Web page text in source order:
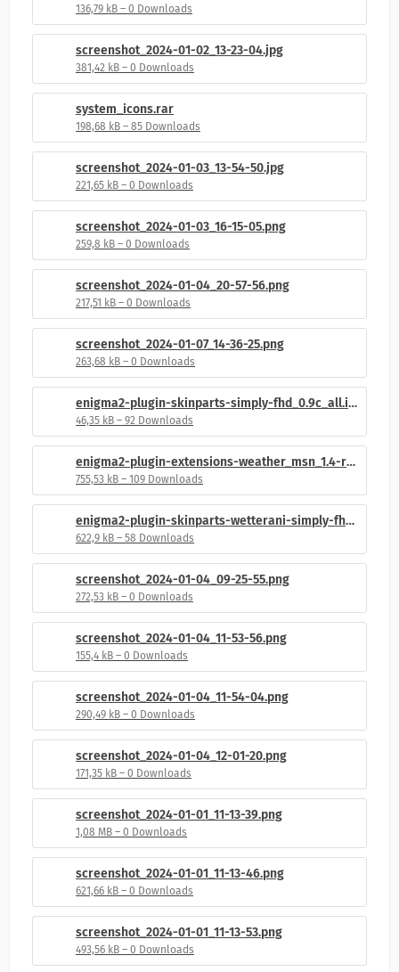
136,79 kB – 0 Downloads
screenshot_2024-01-02_13-23-04.jpg
381,42 kB – 0 Downloads
system_icons.rar
198,68 kB – 85 Downloads
screenshot_2024-01-03_13-54-50.jpg
221,65 kB – 0 Downloads
screenshot_2024-01-03_16-15-05.png
259,8 kB – 0 Downloads
screenshot_2024-01-04_20-57-56.png
217,51 kB – 0 Downloads
screenshot_2024-01-07_14-36-25.png
263,68 kB – 0 Downloads
enigma2-plugin-skinparts-simply-fhd_0.9c_all.ipk
46,35 kB – 92 Downloads
enigma2-plugin-extensions-weather_msn_1.4-r1_all.ipk
755,53 kB – 109 Downloads
enigma2-plugin-skinparts-wetterani-simply-fhd_0.9_all.ipk
622,9 kB – 58 Downloads
screenshot_2024-01-04_09-25-55.png
272,53 kB – 0 Downloads
screenshot_2024-01-04_11-53-56.png
155,4 kB – 0 Downloads
screenshot_2024-01-04_11-54-04.png
290,49 kB – 0 Downloads
screenshot_2024-01-04_12-01-20.png
171,35 kB – 0 Downloads
screenshot_2024-01-01_11-13-39.png
1,08 MB – 0 Downloads
screenshot_2024-01-01_11-13-46.png
621,66 kB – 0 Downloads
screenshot_2024-01-01_11-13-53.png
493,56 kB – 0 Downloads